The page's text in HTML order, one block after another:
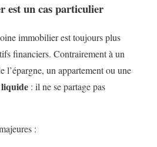
est un cas particulier
immobilier est toujours plus
financiers. Contrairement à un
l’épargne, un appartement ou une
liquide : il ne se partage pas
: